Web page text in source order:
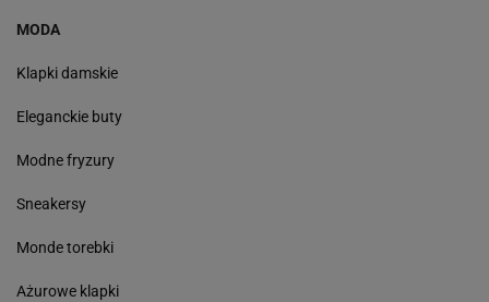
MODA
Klapki damskie
Eleganckie buty
Modne fryzury
Sneakersy
Monde torebki
Ażurowe klapki